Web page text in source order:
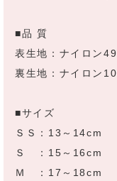
■品 質
表生地：ナイロン
裏生地：ナイロン
■サイズ
ＳＳ：13～14cm
Ｓ ：15～16cm
Ｍ ：17～18cm